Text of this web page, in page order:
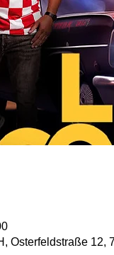
Osterfeldstraße 12,